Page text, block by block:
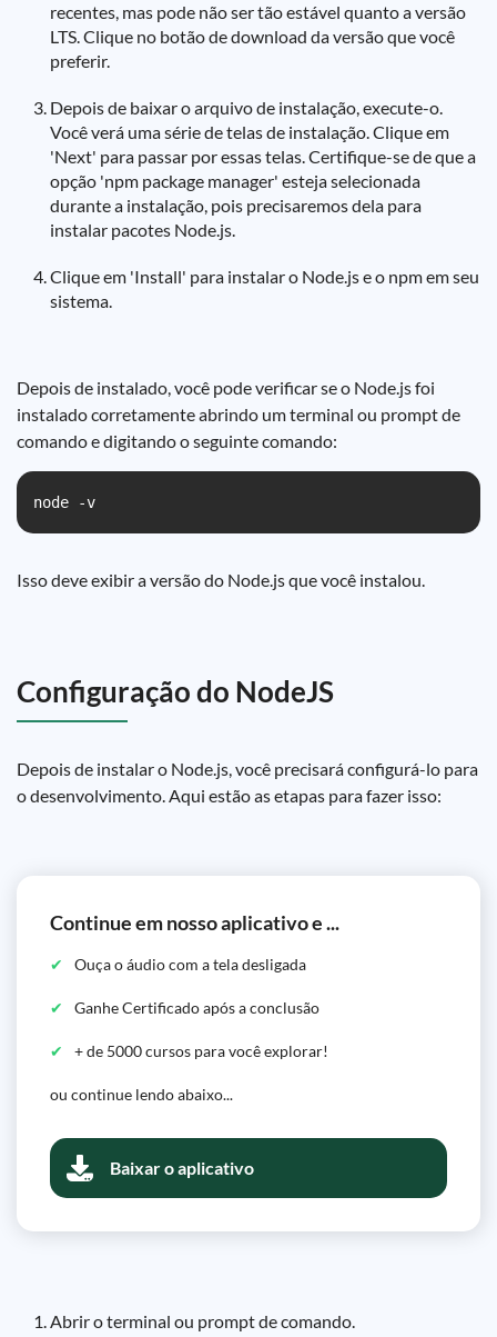
recentes, mas pode não ser tão estável quanto a versão
LTS. Clique no botão de download da versão que você
preferir.
Depois de baixar o arquivo de instalação, execute-o.
Você verá uma série de telas de instalação. Clique em
'Next' para passar por essas telas. Certifique-se de que a
opção 'npm package manager' esteja selecionada
durante a instalação, pois precisaremos dela para
instalar pacotes Node.js.
Clique em 'Install' para instalar o Node.js e o npm em seu
sistema.
Depois de instalado, você pode verificar se o Node.js foi
instalado corretamente abrindo um terminal ou prompt de
comando e digitando o seguinte comando:
Isso deve exibir a versão do Node.js que você instalou.
Configuração do NodeJS
Depois de instalar o Node.js, você precisará configurá-lo para
o desenvolvimento. Aqui estão as etapas para fazer isso:
Continue em nosso aplicativo e ...
Ouça o áudio com a tela desligada
Ganhe Certificado após a conclusão
+ de 5000 cursos para você explorar!
ou continue lendo abaixo...
Baixar o aplicativo
Abrir o terminal ou prompt de comando.